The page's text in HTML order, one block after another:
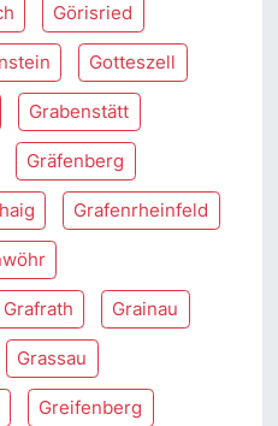
Görisried
Gotteszell
Grabenstätt
Gräfenberg
Grafenrheinfeld
Grafrath Grainau
Grassau
Greifenberg